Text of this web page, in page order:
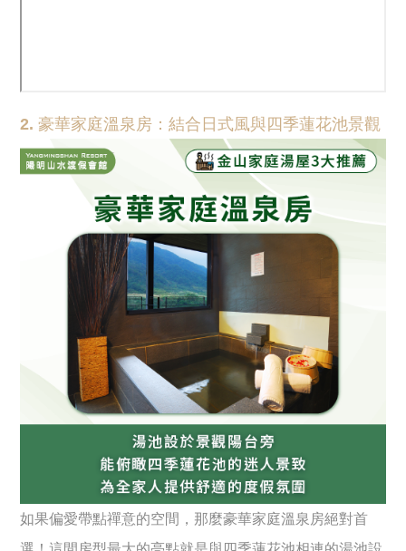
2. 豪華家庭溫泉房：結合日式風與四季蓮花池景觀
如果偏愛帶點禪意的空間，那麼豪華家庭溫泉房絕對首